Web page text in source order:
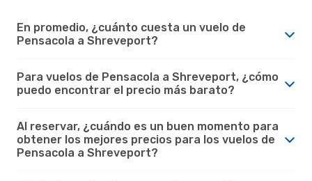
En promedio, ¿cuánto cuesta un vuelo de
Pensacola a Shreveport?
Para vuelos de Pensacola a Shreveport, ¿cómo
puedo encontrar el precio más barato?
Al reservar, ¿cuándo es un buen momento para
obtener los mejores precios para los vuelos de
Pensacola a Shreveport?